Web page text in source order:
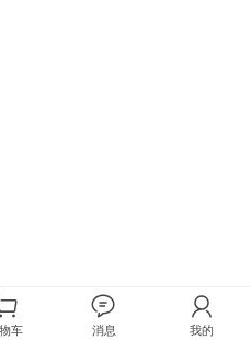
车 消息 我的